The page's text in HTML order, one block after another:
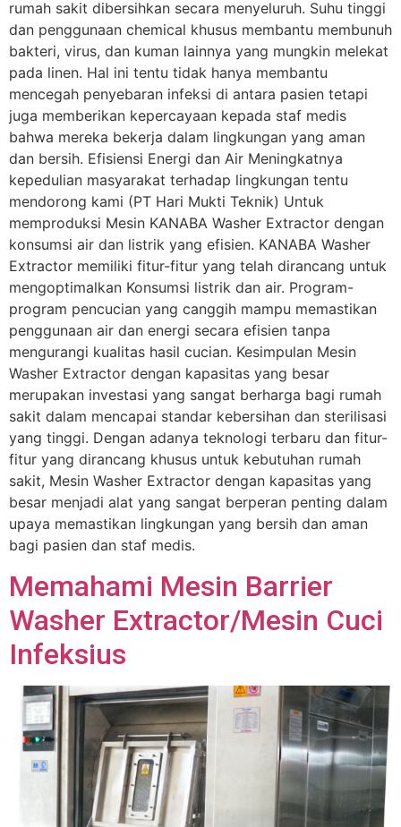
rumah sakit dibersihkan secara menyeluruh. Suhu tinggi
dan penggunaan chemical khusus membantu membunuh
bakteri, virus, dan kuman lainnya yang mungkin melekat
pada linen. Hal ini tentu tidak hanya membantu
mencegah penyebaran infeksi di antara pasien tetapi
juga memberikan kepercayaan kepada staf medis
bahwa mereka bekerja dalam lingkungan yang aman
dan bersih. Efisiensi Energi dan Air Meningkatnya
kepedulian masyarakat terhadap lingkungan tentu
mendorong kami (PT Hari Mukti Teknik) Untuk
memproduksi Mesin KANABA Washer Extractor dengan
konsumsi air dan listrik yang efisien. KANABA Washer
Extractor memiliki fitur-fitur yang telah dirancang untuk
mengoptimalkan Konsumsi listrik dan air. Program-
program pencucian yang canggih mampu memastikan
penggunaan air dan energi secara efisien tanpa
mengurangi kualitas hasil cucian. Kesimpulan Mesin
Washer Extractor dengan kapasitas yang besar
merupakan investasi yang sangat berharga bagi rumah
sakit dalam mencapai standar kebersihan dan sterilisasi
yang tinggi. Dengan adanya teknologi terbaru dan fitur-
fitur yang dirancang khusus untuk kebutuhan rumah
sakit, Mesin Washer Extractor dengan kapasitas yang
besar menjadi alat yang sangat berperan penting dalam
upaya memastikan lingkungan yang bersih dan aman
bagi pasien dan staf medis.
Memahami Mesin Barrier
Washer Extractor/Mesin Cuci
Infeksius